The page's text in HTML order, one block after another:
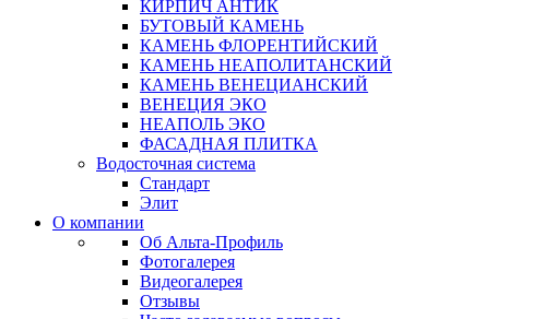
КИРПИЧ АНТИК
БУТОВЫЙ КАМЕНЬ
КАМЕНЬ ФЛОРЕНТИЙСКИЙ
КАМЕНЬ НЕАПОЛИТАНСКИЙ
КАМЕНЬ ВЕНЕЦИАНСКИЙ
ВЕНЕЦИЯ ЭКО
НЕАПОЛЬ ЭКО
ФАСАДНАЯ ПЛИТКА
Водосточная система
Стандарт
Элит
О компании
Об Альта-Профиль
Фотогалерея
Видеогалерея
Отзывы